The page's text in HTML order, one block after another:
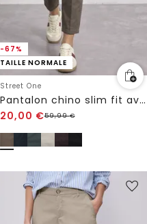
-67%
TAILLE NORMALE
Street One
Pantalon chino slim fit avec poches cargo
20,00 €59,99€